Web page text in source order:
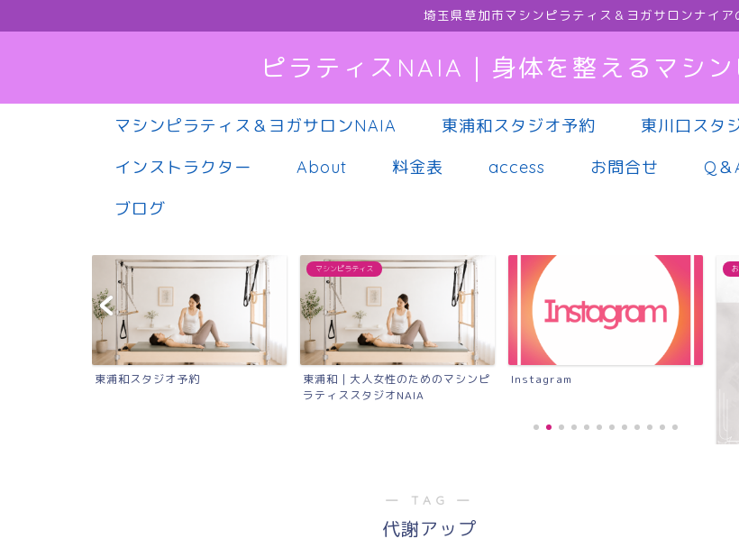
埼玉県草加市マシンピラティス＆ヨガサロンナイア
ピラティスNAIA｜身体を整えるマシ
マシンピラティス＆ヨガサロンNAIA 東浦和スタジオ予約 東川口スタ
インストラクター
About 料金表 access お問合せ Q＆
ブログ
マシンピラティス
東浦和｜大人女性のためのマシンピ
Instagram
お客様の声
― TAG ―
代謝アップ